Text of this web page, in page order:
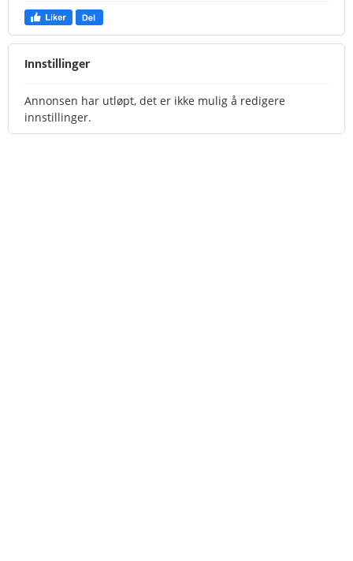
Innstillinger
Annonsen har utløpt, det er ikke mulig å redigere
innstillinger.